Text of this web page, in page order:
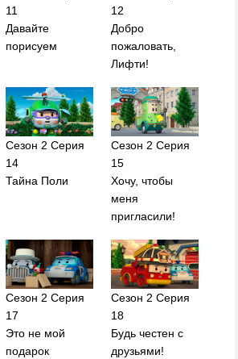
11
Давайте
порисуем
12
Добро
пожаловать,
Лифти!
Сезон 2 Серия
14
Тайна Поли
Сезон 2 Серия
15
Хочу, чтобы
меня
пригласили!
Сезон 2 Серия
17
Это не мой
подарок
Сезон 2 Серия
18
Будь честен с
друзьями!